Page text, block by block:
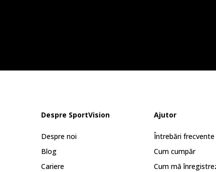
Despre SportVision
Despre noi
Blog
Cariere
Ajutor
Întrebări frecvente
Cum cumpăr
Cum mă